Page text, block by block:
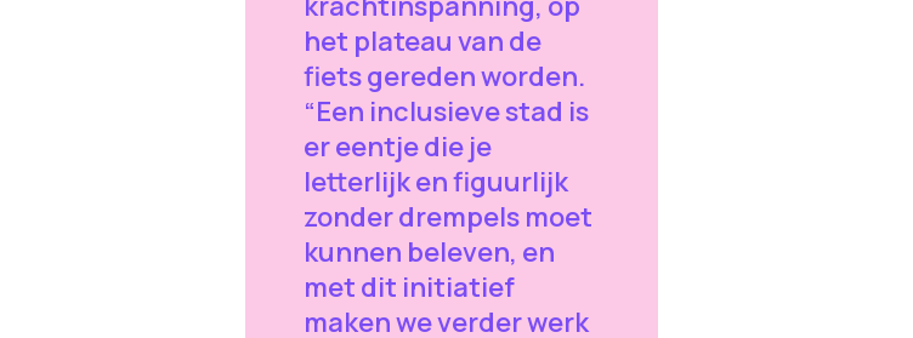
het plateau van de
fiets gereden worden.
“Een inclusieve stad is
er eentje die je
letterlijk en figuurlijk
zonder drempels moet
kunnen beleven, en
met dit initiatief
maken we verder werk